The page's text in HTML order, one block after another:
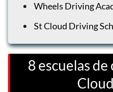
Wheels Driving
St Cloud Driving
8 escuelas